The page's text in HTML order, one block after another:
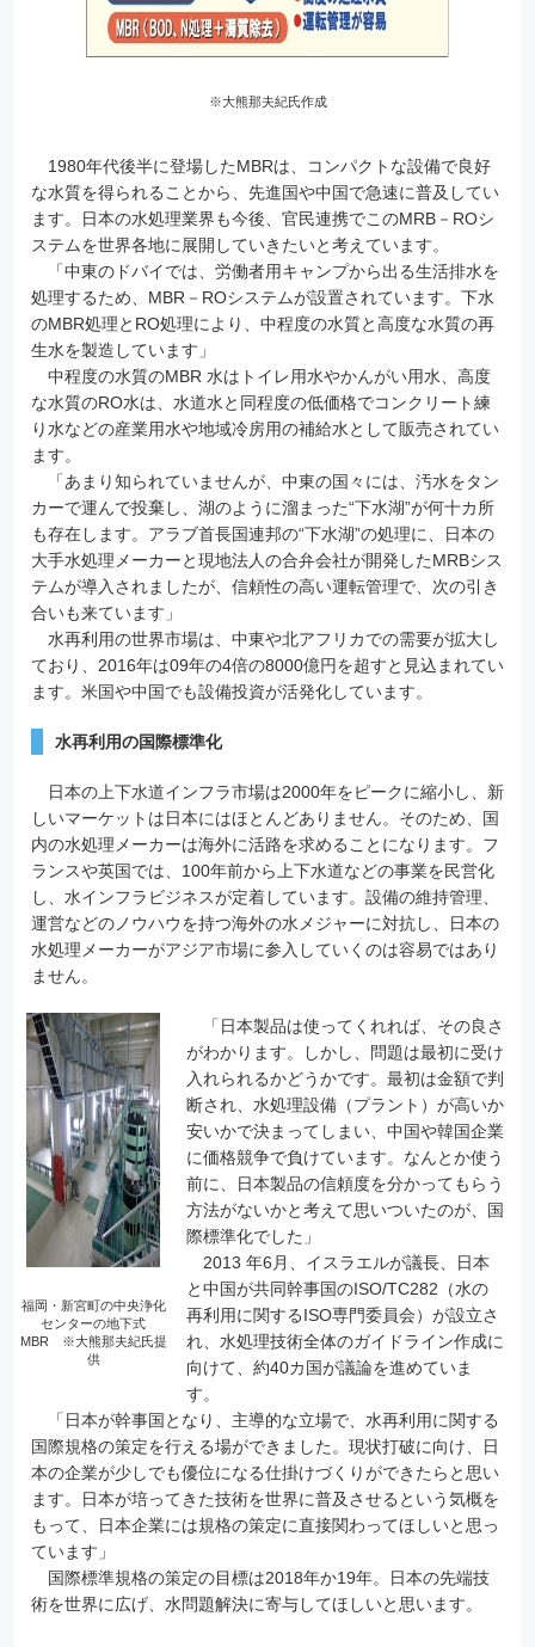
※大熊那夫紀氏作成
1980年代後半に登場したMBRは、コンパクトな設備で良好
な水質を得られることから、先進国や中国で急速に普及してい
ます。日本の水処理業界も今後、官民連携でこのMRB－ROシ
ステムを世界各地に展開していきたいと考えています。
「中東のドバイでは、労働者用キャンプから出る生活排水を
処理するため、MBR－ROシステムが設置されています。下水
のMBR処理とRO処理により、中程度の水質と高度な水質の再
生水を製造しています」
中程度の水質のMBR 水はトイレ用水やかんがい用水、高度
な水質のRO水は、水道水と同程度の低価格でコンクリート練
り水などの産業用水や地域冷房用の補給水として販売されてい
ます。
「あまり知られていませんが、中東の国々には、汚水をタン
カーで運んで投棄し、湖のように溜まった“下水湖”が何十カ所
も存在します。アラブ首長国連邦の“下水湖”の処理に、日本の
大手水処理メーカーと現地法人の合弁会社が開発したMRBシス
テムが導入されましたが、信頼性の高い運転管理で、次の引き
合いも来ています」
水再利用の世界市場は、中東や北アフリカでの需要が拡大し
ており、2016年は09年の4倍の8000億円を超すと見込まれてい
ます。米国や中国でも設備投資が活発化しています。
水再利用の国際標準化
日本の上下水道インフラ市場は2000年をピークに縮小し、新
しいマーケットは日本にはほとんどありません。そのため、国
内の水処理メーカーは海外に活路を求めることになります。フ
ランスや英国では、100年前から上下水道などの事業を民営化
し、水インフラビジネスが定着しています。設備の維持管理、
運営などのノウハウを持つ海外の水メジャーに対抗し、日本の
水処理メーカーがアジア市場に参入していくのは容易ではあり
ません。
福岡・新宮町の中央浄化
センターの地下式
MBR ※大熊那夫紀氏提
供
「日本製品は使ってくれれば、その良さ
がわかります。しかし、問題は最初に受け
入れられるかどうかです。最初は金額で判
断され、水処理設備（プラント）が高いか
安いかで決まってしまい、中国や韓国企業
に価格競争で負けています。なんとか使う
前に、日本製品の信頼度を分かってもらう
方法がないかと考えて思いついたのが、国
際標準化でした」
2013 年6月、イスラエルが議長、日本
と中国が共同幹事国のISO/TC282（水の
再利用に関するISO専門委員会）が設立さ
れ、水処理技術全体のガイドライン作成に
向けて、約40カ国が議論を進めていま
す。
「日本が幹事国となり、主導的な立場で、水再利用に関する
国際規格の策定を行える場ができました。現状打破に向け、日
本の企業が少しでも優位になる仕掛けづくりができたらと思い
ます。日本が培ってきた技術を世界に普及させるという気概を
もって、日本企業には規格の策定に直接関わってほしいと思っ
ています」
国際標準規格の策定の目標は2018年か19年。日本の先端技
術を世界に広げ、水問題解決に寄与してほしいと思います。